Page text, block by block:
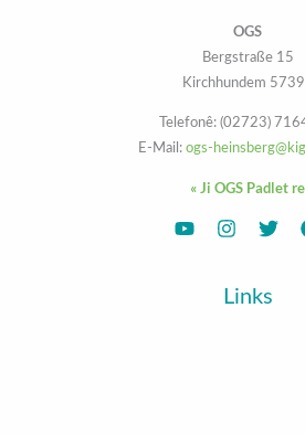
OGS
Bergstraße 15
57399
Telefonê: (02723)
E-Mail: ogs-
Ji OGS Padlet re »
Links